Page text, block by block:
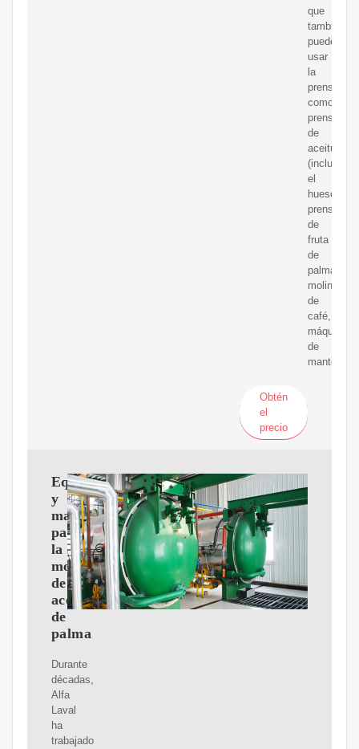
que
también
puede
usar
la
prensa
como
prensa
de
aceitunas
(incluido
el
hueso),
prensa
de
fruta
de
palma,
molinillo
de
café,
máquina
de
Obtén
el
precio
Equipos
y
maquinaria
para
la
molienda
de
aceite
de
palma
Durante
décadas,
Alfa
Laval
ha
trabajado